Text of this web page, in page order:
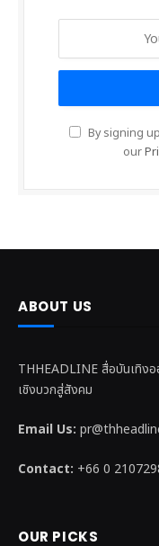
By signing
our
ABOUT US
THHEADLINE สื่อบันเทิง
เชิงบวกสู่สังคม
Email Us:
Contact: +66 0
OUR PICKS